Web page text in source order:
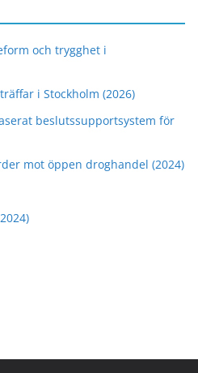
och trygghet i
i Stockholm (2026)
beslutssupportsystem för
mot öppen droghandel (2024)